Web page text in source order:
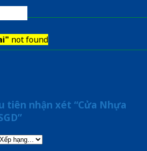
not found
tiên nhận xét “Cửa Nhựa